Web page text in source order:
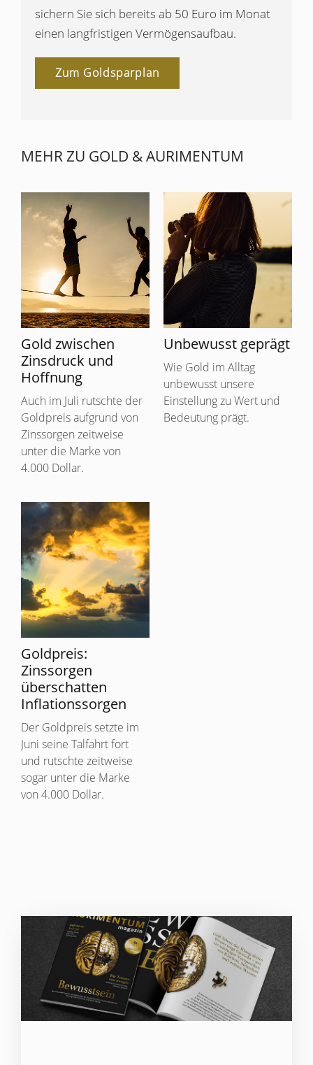
sichern Sie sich bereits ab 50 Euro im Monat
einen langfristigen Vermögensaufbau.
Zum Goldsparplan
MEHR ZU GOLD & AURIMENTUM
Gold zwischen
Zinsdruck und
Hoffnung
Auch im Juli rutschte der
Goldpreis aufgrund von
Zinssorgen zeitweise
unter die Marke von
4.000 Dollar.
Unbewusst geprägt
Wie Gold im Alltag
unbewusst unsere
Einstellung zu Wert und
Bedeutung prägt.
Goldpreis:
Zinssorgen
überschatten
Inflationssorgen
Der Goldpreis setzte im
Juni seine Talfahrt fort
und rutschte zeitweise
sogar unter die Marke
von 4.000 Dollar.